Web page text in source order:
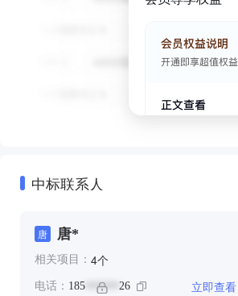
中标联系人
唐 唐*
相关项目： 4个
电话： 185 ****** 26 立即查看